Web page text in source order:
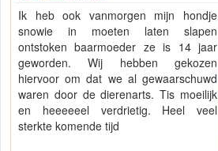
Ik heb ook vanmorgen mijn hondje
snowie in moeten laten slapen
ontstoken baarmoeder ze is 14 jaar
geworden. Wij hebben gekozen
hiervoor om dat we al gewaarschuwd
waren door de dierenarts. Tis moeilijk
en heeeeeel verdrietig. Heel veel
sterkte komende tijd